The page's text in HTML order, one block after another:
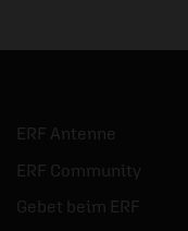
ERF Antenne
ERF Community
Gebet beim ERF